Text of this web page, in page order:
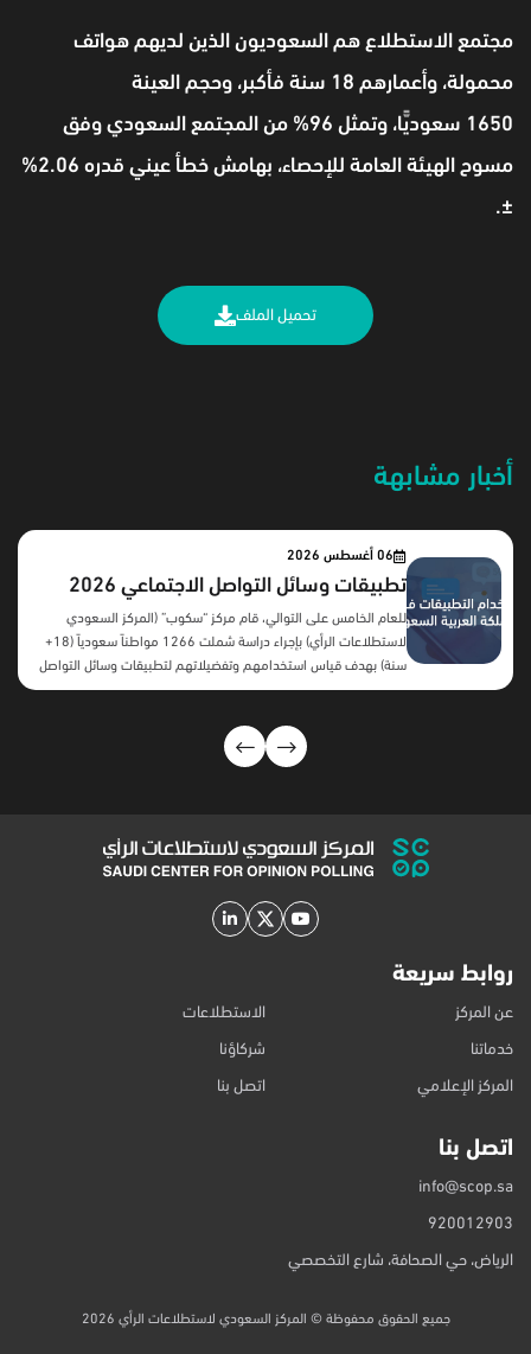
مجتمع الاستطلاع هم السعوديون الذين لديهم هواتف
محمولة، وأعمارهم 18 سنة فأكبر، وحجم العينة
1650 سعوديًّا، وتمثل 96% من المجتمع السعودي وفق
مسوح الهيئة العامة للإحصاء، بهامش خطأ عيني قدره 2.06%
±.
تحميل الملف
أخبار مشابهة
06 أغسطس 2026
تطبيقات وسائل التواصل الاجتماعي 2026
للعام الخامس على التوالي، قام مركز “سكوب” (المركز السعودي
لاستطلاعات الرأي) بإجراء دراسة شملت 1266 مواطناً سعودياً (18+
سنة) بهدف قياس استخدامهم وتفضيلاتهم لتطبيقات وسائل التواصل
الاجتماعي. المحاور الرئيسية: أهم النتائج:بعد سنوات من النمو المطرد،
الاجتماعي السعوديين، فقد بدأت معظم المنصات تسجل اتجاهًا
معاكسًا خلال العامين الأخيرين، تمثل في تراجع نسب الاستخدام بدرجات
إلى أن المستخدمين قد أصبحوا أكثر انتقائية في ...
روابط سريعة
عن المركز الاستطلاعات
خدماتنا شركاؤنا
المركز الإعلامي اتصل بنا
اتصل بنا
info@scop.sa
920012903
الرياض، حي الصحافة، شارع التخصصي
جميع الحقوق محفوظة © المركز السعودي لاستطلاعات الرأي 2026